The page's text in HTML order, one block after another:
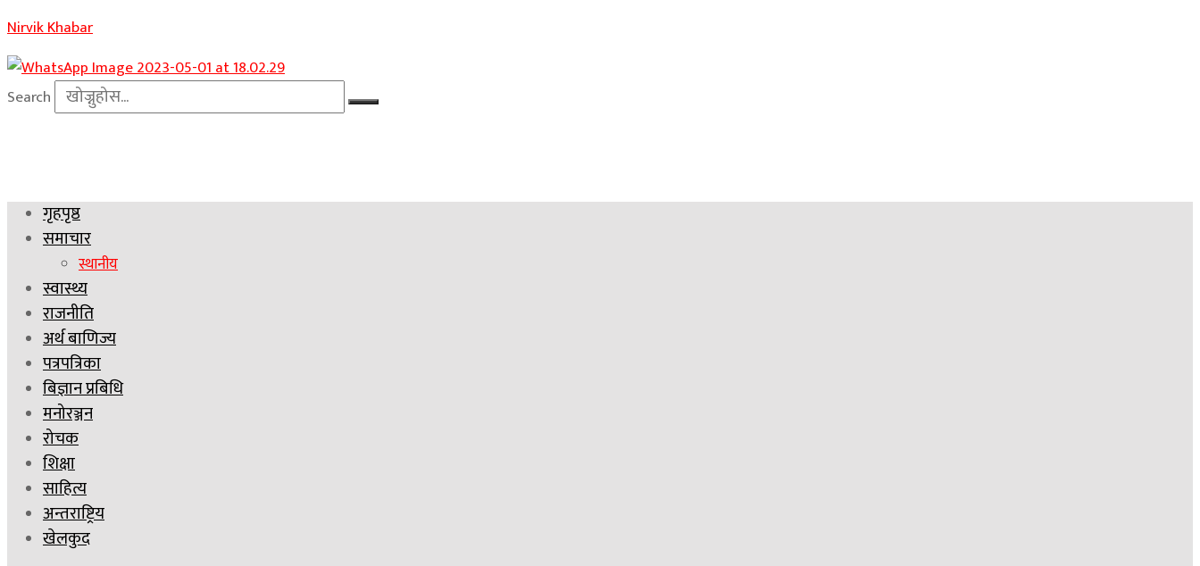
Nirvik Khabar
Search
गृहपृष्ठ
समाचार
स्थानीय
स्वास्थ्य
राजनीति
अर्थ बाणिज्य
पत्रपत्रिका
बिज्ञान प्रबिधि
मनोरञ्जन
रोचक
शिक्षा
साहित्य
अन्तराष्ट्रिय
खेलकुद